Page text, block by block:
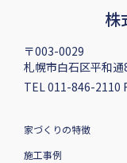
株
〒003-0029
札幌市白石区平和
TEL 011-846-2110
家づくりの特徴
施工事例